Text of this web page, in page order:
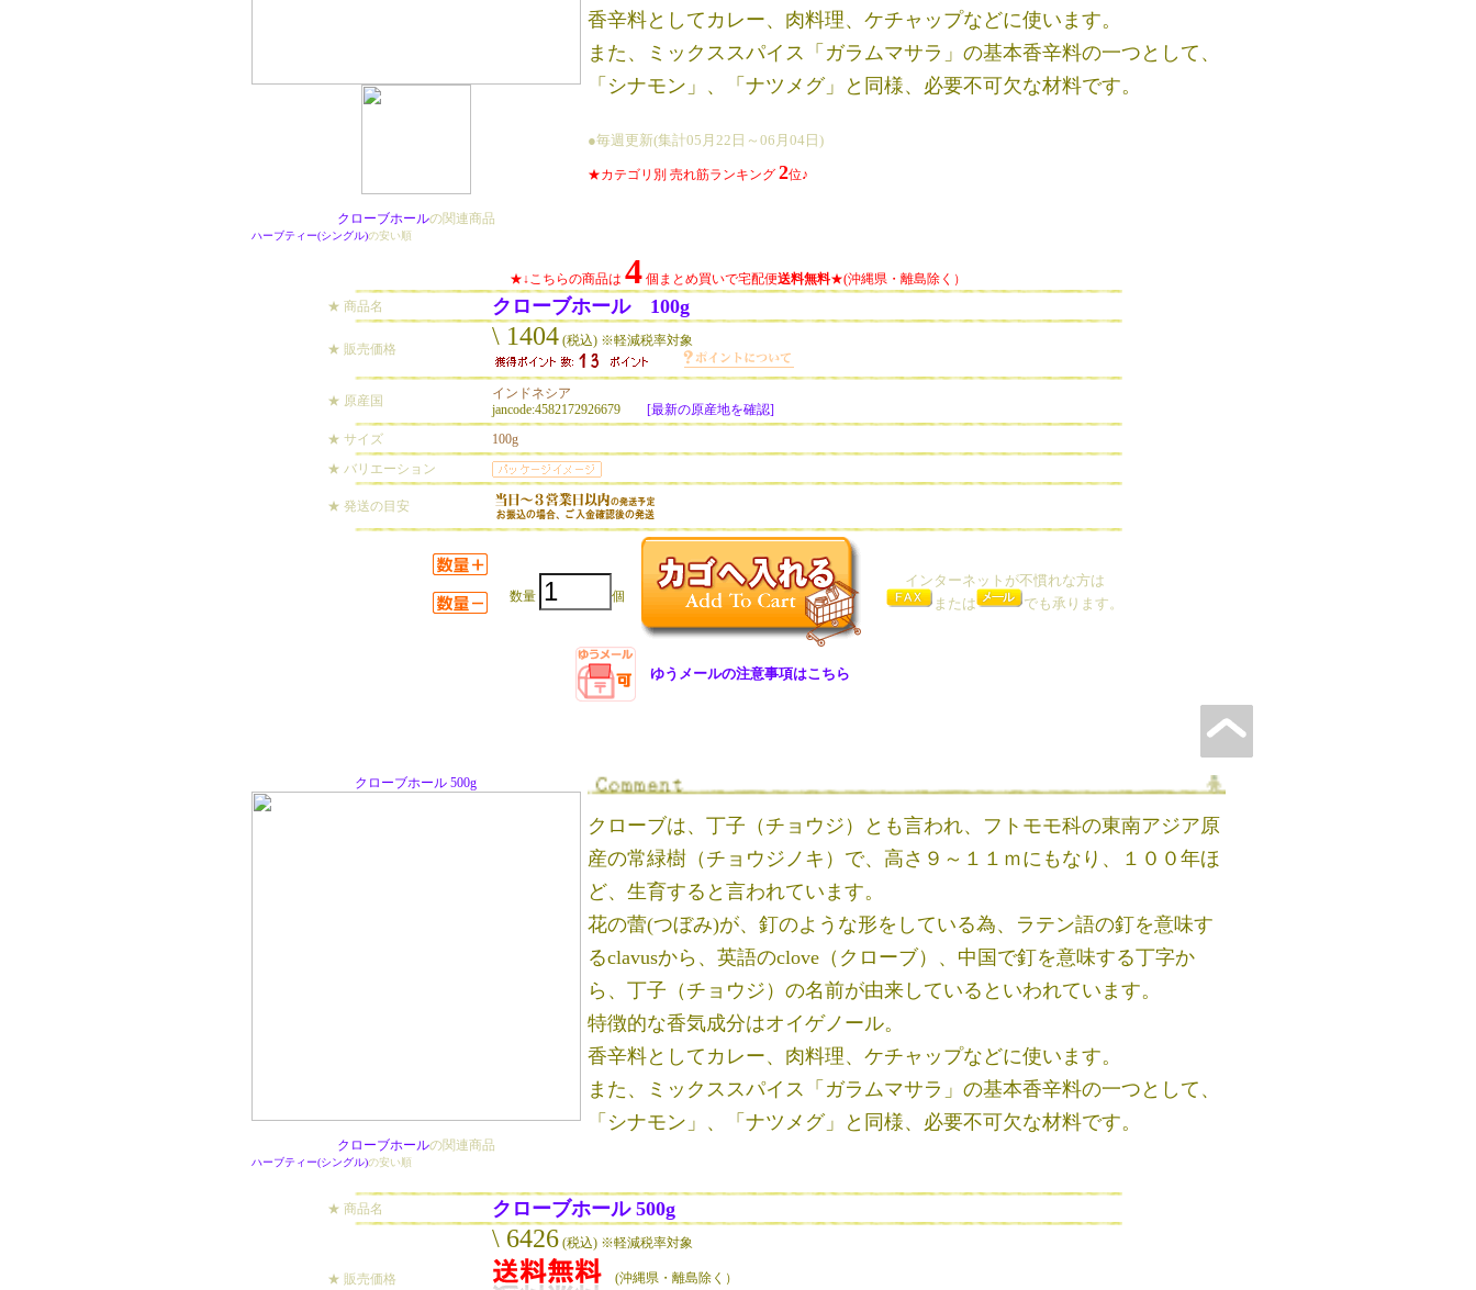
クローブホールの関連商品
ハーブティー(シングル)の安い順
香辛料としてカレー、肉料理、ケチャップなどに使います。
また、ミックススパイス「ガラムマサラ」の基本香辛料の一つとして、
「シナモン」、「ナツメグ」と同様、必要不可欠な材料です。
●毎週更新(集計05月22日～06月04日)
★カテゴリ別 売れ筋ランキング 2位♪
★↓こちらの商品は 4 個まとめ買いで宅配便送料無料★(沖縄県・離島除く）
★ 商品名
クローブホール 100g
★ 販売価格 \ 1404 (税込) ※軽減税率対象
★ 原産国
インドネシア
jancode:4582172926679 [最新の原産地を確認]
★ サイズ
100g
★ バリエーション
★ 発送の目安
数量 個
インターネットが不慣れな方は
または
でも承ります。
ゆうメールの注意事項はこちら
クローブホール 500g
クローブホールの関連商品
ハーブティー(シングル)の安い順
クローブは、丁子（チョウジ）とも言われ、フトモモ科の東南アジア原
産の常緑樹（チョウジノキ）で、高さ９～１１ｍにもなり、１００年ほ
ど、生育すると言われています。
花の蕾(つぼみ)が、釘のような形をしている為、ラテン語の釘を意味す
るclavusから、英語のclove（クローブ）、中国で釘を意味する丁字か
ら、丁子（チョウジ）の名前が由来しているといわれています。
特徴的な香気成分はオイゲノール。
香辛料としてカレー、肉料理、ケチャップなどに使います。
また、ミックススパイス「ガラムマサラ」の基本香辛料の一つとして、
「シナモン」、「ナツメグ」と同様、必要不可欠な材料です。
★ 商品名 クローブホール 500g
★ 販売価格
\ 6426 (税込) ※軽減税率対象
(沖縄県・離島除く）